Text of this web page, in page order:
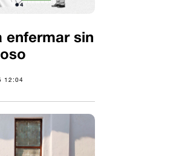
enfermar sin
12:04